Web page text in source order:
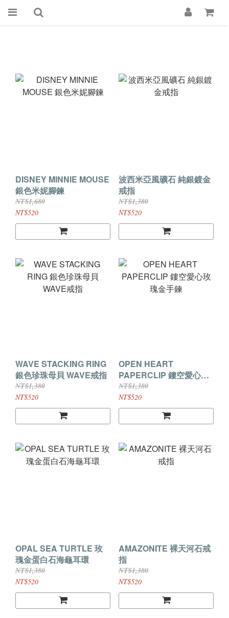
DISNEY MINNIE MOUSE
銀色米妮腳鍊
NT$1,680
NT$520
波西米亞風礦石 純銀鍍金
戒指
NT$1,380
NT$520
WAVE STACKING RING
銀色珍珠母貝 WAVE戒指
NT$1,380
NT$520
OPEN HEART
PAPERCLIP 鏤空愛心玫
瑰金手鍊
NT$1,380
NT$520
OPAL SEA TURTLE 玫
瑰金蛋白石海龜耳環
NT$1,380
NT$520
AMAZONITE 裸天河石戒
指
NT$1,380
NT$520